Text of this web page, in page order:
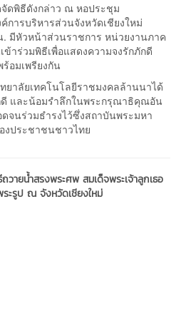
ดพิธีดังกล่าว ณ หอประชุม
การบริหารส่วนจังหวัดเชียงใหม่
. มีหัวหน้าส่วนราชการ หน่วยงานภาค
าร่วมพิธีเพื่อแสดงความจงรักภักดี
อมเพรียงกัน
ยาลัยเทคโนโลยีราชมงคลล้านนาได้
ดี และน้อมรำลึกในพระกรุณาธิคุณอัน
จนร่วมธำรงไว้ซึ่งสถาบันพระมหา
งประชาชนชาวไทย
วายน้ำสรงพระศพ สมเด็จพระเจ้าลูกเธอ
ะรูป ณ จังหวัดเชียงใหม่